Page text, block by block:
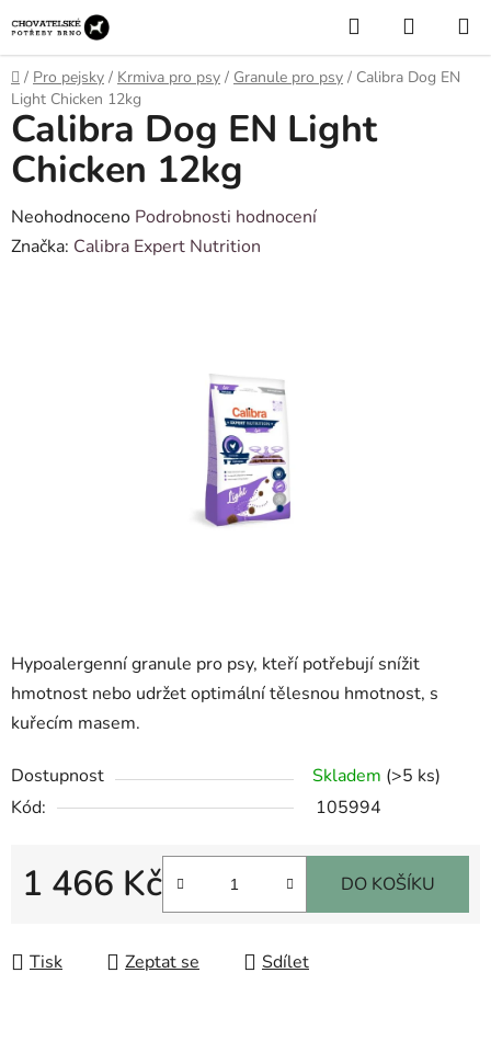
na
obsah
Hledat
KOŠÍK
Domů
/ Pro pejsky / Krmiva pro psy / Granule pro psy / Calibra Dog EN
Light Chicken 12kg
Hypoalergenní granule pro psy, kteří potřebují snížit
hmotnost nebo udržet optimální tělesnou hmotnost, s
kuřecím masem.
Dostupnost Skladem (>5 ks)
Kód:
105994
1 466 Kč DO KOŠÍKU
Tisk Zeptat se Sdílet
Calibra Dog EN Light
Chicken 12kg
Průměrné
hodnocení
Neohodnoceno Podrobnosti hodnocení
Značka: Calibra Expert Nutrition